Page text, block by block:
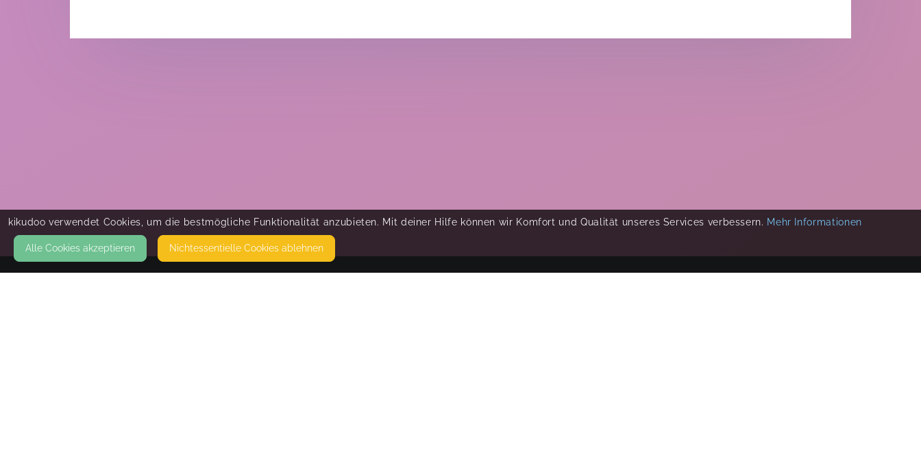
kikudoo verwendet Cookies, um die bestmögliche Funktionalität anzubieten. Mit deiner Hilfe können wir Komfort und Qualität unseres Services verbessern. Mehr Informationen
Alle Cookies akzeptieren Nicht­essentielle Cookies ablehnen